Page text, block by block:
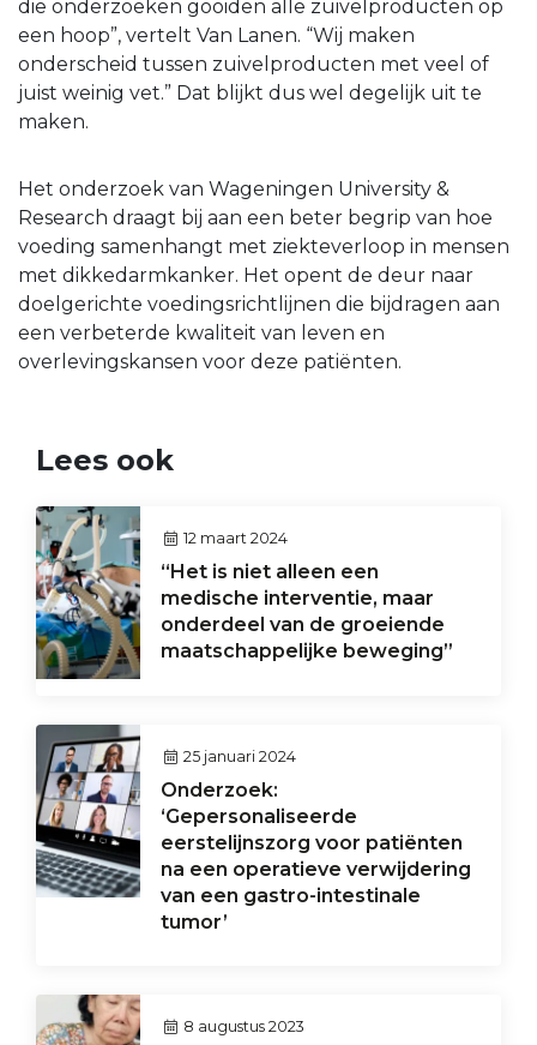
die onderzoeken gooiden alle zuivelproducten op
een hoop”, vertelt Van Lanen. “Wij maken
onderscheid tussen zuivelproducten met veel of
juist weinig vet.” Dat blijkt dus wel degelijk uit te
maken.
Het onderzoek van Wageningen University &
Research draagt bij aan een beter begrip van hoe
voeding samenhangt met ziekteverloop in mensen
met dikkedarmkanker. Het opent de deur naar
doelgerichte voedingsrichtlijnen die bijdragen aan
een verbeterde kwaliteit van leven en
overlevingskansen voor deze patiënten.
Lees ook
12 maart 2024
“Het is niet alleen een
medische interventie, maar
onderdeel van de groeiende
maatschappelijke beweging”
25 januari 2024
Onderzoek:
‘Gepersonaliseerde
eerstelijnszorg voor patiënten
na een operatieve verwijdering
van een gastro-intestinale
tumor’
8 augustus 2023